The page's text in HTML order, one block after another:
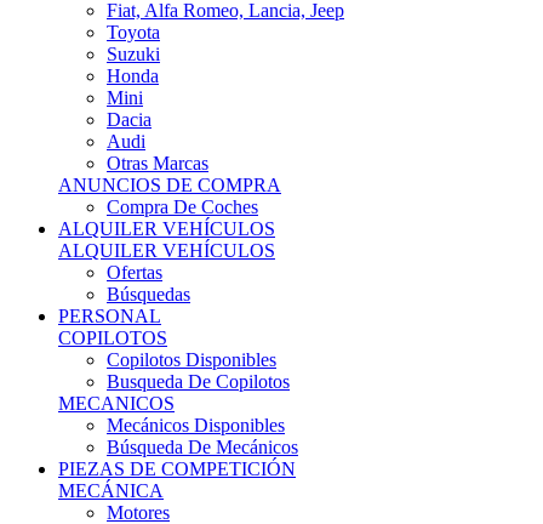
Fiat, Alfa Romeo, Lancia, Jeep
Toyota
Suzuki
Honda
Mini
Dacia
Audi
Otras Marcas
ANUNCIOS DE COMPRA
Compra De Coches
ALQUILER VEHÍCULOS
ALQUILER VEHÍCULOS
Ofertas
Búsquedas
PERSONAL
COPILOTOS
Copilotos Disponibles
Busqueda De Copilotos
MECANICOS
Mecánicos Disponibles
Búsqueda De Mecánicos
PIEZAS DE COMPETICIÓN
MECÁNICA
Motores